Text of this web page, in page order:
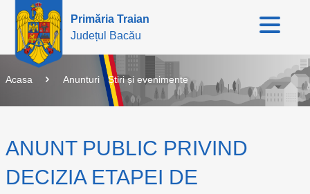
Primăria Traian
Județul Bacău
Acasa Anunturi Știri și evenimente
ANUNT PUBLIC PRIVIND
DECIZIA ETAPEI DE